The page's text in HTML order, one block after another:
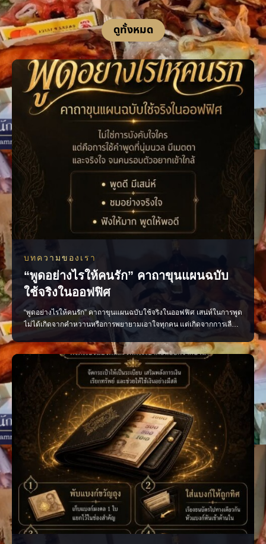
ดูทั้งหมด
บทความของเรา
“พูดอย่างไรให้คนรัก” คาถาขุนแผนฉบับ
ใช้จริงในออฟฟิศ
“พูดอย่างไรให้คนรัก” คาถาขุนแผนฉบับใช้จริงในออฟฟิศ เสน่ห์ในการพูด
ไม่ได้เกิดจากคำหวานหรือการพยายามเอาใจทุกคน แต่เกิดจากการเลือก
ใช้คำพูดอย่างเหมาะสม น้ำเสียงนุ่มนวล และมีความจริงใจ หลักง่าย ๆ ที่
นำไปใช้ได้จริง พูดดีโดยไม่เสแสร้ง ชื่นชมอย่างจริงใจ รับฟังให้มาก และ
พูดให้พอดี เพียงเปลี่ยนวิธีสื่อสาร บรร